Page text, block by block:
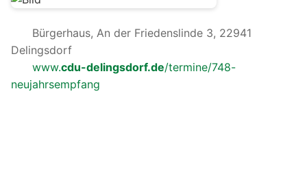
Bürgerhaus, An der Friedenslinde 3, 22941
Delingsdorf
www.cdu-delingsdorf.de/termine/748-
neujahrsempfang